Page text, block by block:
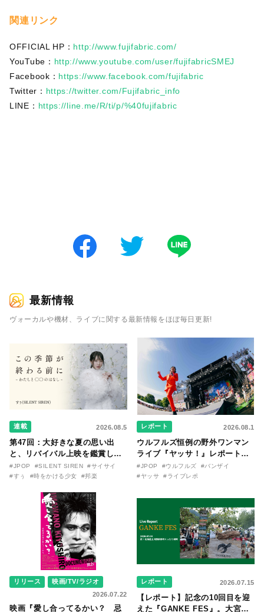
関連リンク
OFFICIAL HP： http://www.fujifabric.com/
YouTube： http://www.youtube.com/user/fujifabricSMEJ
Facebook： https://www.facebook.com/fujifabric
Twitter： https://twitter.com/Fujifabric_info
LINE： https://line.me/R/ti/p/%40fujifabric
最新情報
ヴォーカルや機材、ライブに関する最新情報をほぼ毎日更新!
連載 2026.08.5
第47回：大好きな夏の思い出
と、リバイバル上映を鑑賞した
『時をかける少女』のおはなし
〜SILENT SIREN・すぅ『この
〇のはなし〜』
#JPOP #SILENT SIREN
#サイサイ
#すぅ
#時をかける少女 #邦楽
レポート 2026.08.1
ウルフルズ恒例の野外ワンマン
ライブ『ヤッサ！』レポート！
リリースから30年を迎えたアル
バム『バンザイ』完全再現に、
た日。
#JPOP #ウルフルズ
#バンザイ
#ヤッサ
#ライブレポ
リリース
映画/TV/ラジオ
2026.07.22
映画『愛し合ってるかい？ 忌
レポート 2026.07.15
【レポート】記念の10回目を迎
えた『GANKE FES』。大宮エ